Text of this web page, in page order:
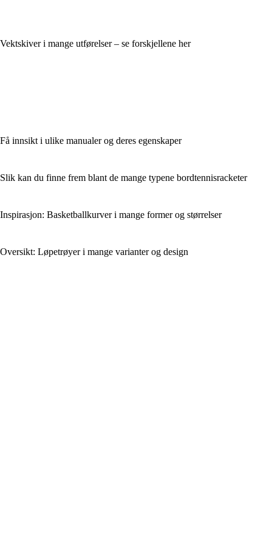
Vektskiver i mange utførelser – se forskjellene her
Få innsikt i ulike manualer og deres egenskaper
Slik kan du finne frem blant de mange typene bordtennisracketer
Inspirasjon: Basketballkurver i mange former og størrelser
Oversikt: Løpetrøyer i mange varianter og design